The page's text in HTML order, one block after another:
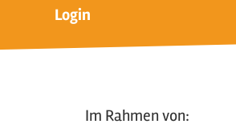
Login
Im Rahmen von: